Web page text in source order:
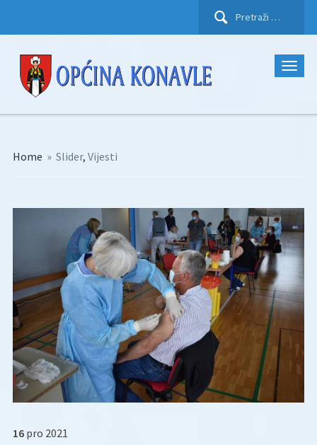
Pretraži:
Home » Slider, Vijesti
16 pro 2021